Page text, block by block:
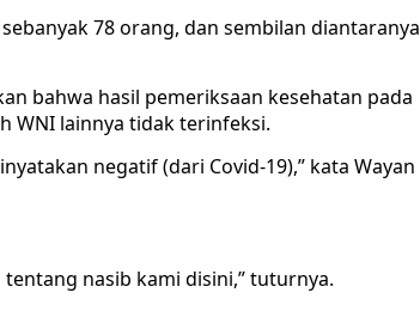
78 orang, dan sembilan diantaranya
bahwa hasil pemeriksaan kesehatan pada
WNI lainnya tidak terinfeksi.
negatif (dari Covid-19),” kata Wayan
tentang nasib kami disini,” tuturnya.